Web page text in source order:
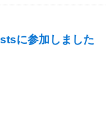
に参加しました